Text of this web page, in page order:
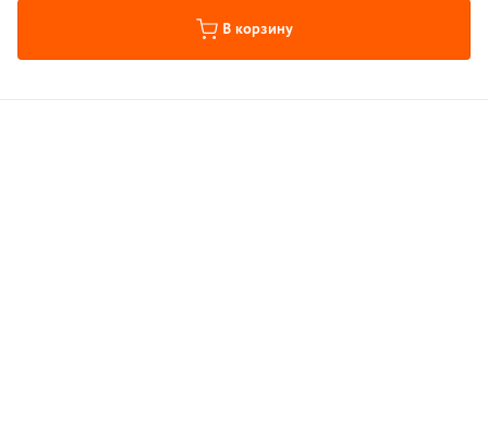
В корзину